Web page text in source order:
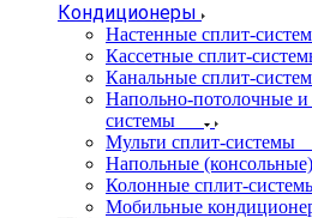
Кондиционеры
Настенные сплит-
Кассетные сплит-
Канальные сплит-
Напольно-потолочные
системы
Мульти сплит-системы
Напольные
Колонные сплит-
Мобильные